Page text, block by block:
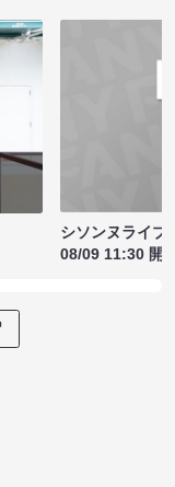
シソンヌライ
08/09 11:30 開